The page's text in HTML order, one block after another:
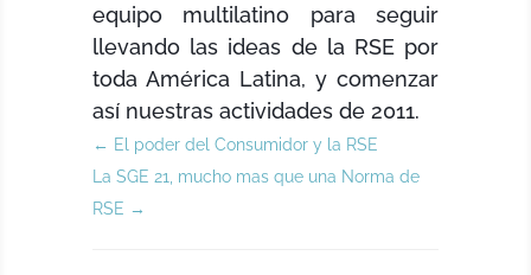
equipo multilatino para seguir
llevando las ideas de la RSE por
toda América Latina, y comenzar
así nuestras actividades de 2011.
← El poder del Consumidor y la RSE
La SGE 21, mucho mas que una Norma de
RSE →